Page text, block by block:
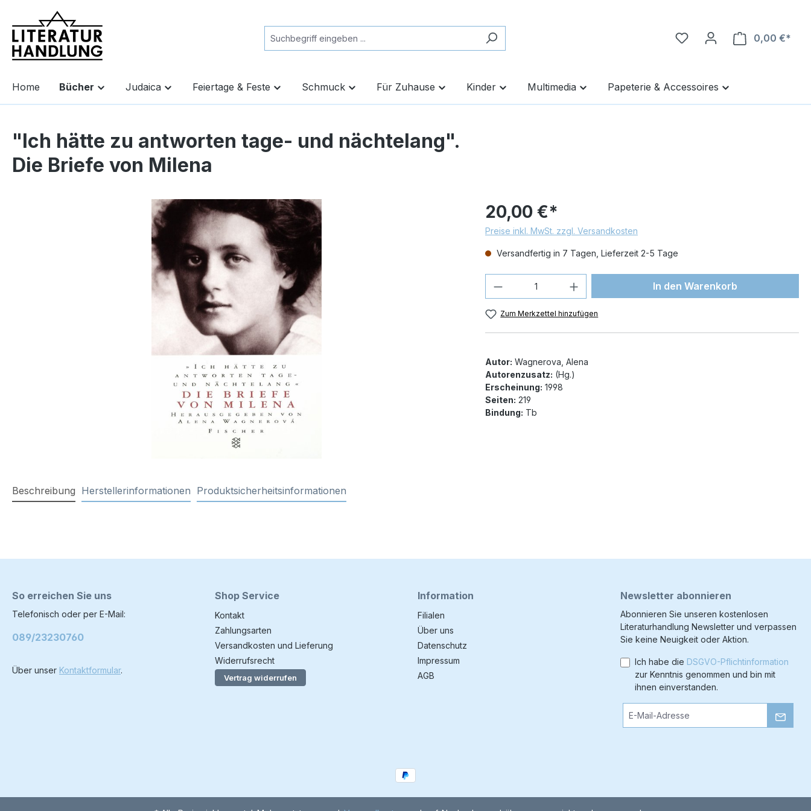
Zur Hauptnavigation springen
0,00 €*
Home Bücher Judaica Feiertage & Feste Schmuck Für Zuhause Kinder Multimedia Papeterie & Accessoires
"Ich hätte zu antworten tage- und nächtelang".
Die Briefe von Milena
20,00 €*
Preise inkl. MwSt. zzgl. Versandkosten
Versandfertig in 7 Tagen, Lieferzeit 2-5 Tage
Produkt Anzahl: Gib den gewünschten Wert
In den Warenkorb
Zum Merkzettel hinzufügen
Autor: Wagnerova, Alena
Autorenzusatz: (Hg.)
Erscheinung: 1998
Seiten: 219
Bindung: Tb
Beschreibung Herstellerinformationen Produktsicherheitsinformationen
So erreichen Sie uns
Telefonisch oder per E-Mail:
089/23230760
Über unser Kontaktformular.
Shop Service
Kontakt
Zahlungsarten
Versandkosten und Lieferung
Widerrufsrecht
Vertrag widerrufen
Information
Filialen
Über uns
Datenschutz
Impressum
AGB
Newsletter abonnieren
Abonnieren Sie unseren kostenlosen
Literaturhandlung Newsletter und verpassen
Sie keine Neuigkeit oder Aktion.
Ich habe die DSGVO-Pflichtinformation
zur Kenntnis genommen und bin mit
ihnen einverstanden.